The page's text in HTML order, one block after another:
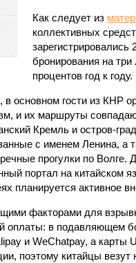
Как следует из
коллективных
зарегистрировались
бронирования на
процентов год к году.
основном гости из КНР
и их маршруты
Кремль и остров-
с именем Ленина, а
прогулки по Волге.
портал на китайском
планируется активное
факторами для
оплаты: в подавляющем
и WeChatpay, а карты
поэтому китайцы